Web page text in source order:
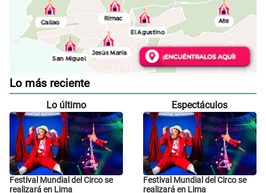
Lo más reciente
Lo último
Festival Mundial del Circo se
realizará en Lima
Espectáculos
Festival Mundial del Circo se
realizará en Lima